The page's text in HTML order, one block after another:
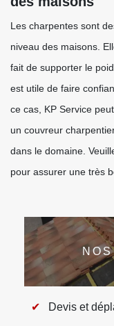
Les charpentes sont
niveau des maisons.
fait de supporter le
est utile de faire
ce cas, KP Service
un couvreur
dans le domaine.
pour assurer une très
Devis et